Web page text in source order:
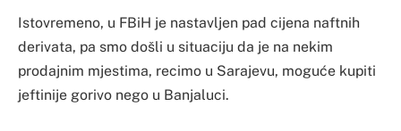
Istovremeno, u FBiH je nastavljen pad cijena naftnih
derivata, pa smo došli u situaciju da je na nekim
prodajnim mjestima, recimo u Sarajevu, moguće kupiti
jeftinije gorivo nego u Banjaluci.